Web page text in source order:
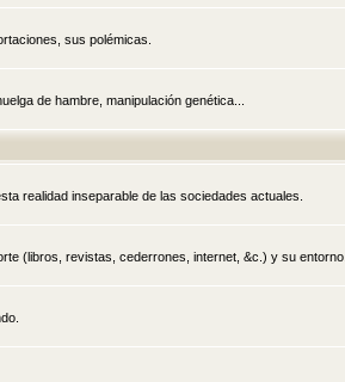
sus polémicas.
de hambre, manipulación genética...
realidad inseparable de las sociedades actuales.
(libros, revistas, cederrones, internet, &c.) y su entorno.